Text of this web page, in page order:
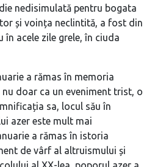
nedisimulată pentru bogata
și voința neclintită, a fost din
acele zile grele, în ciuda
a rămas în memoria
doar ca un eveniment trist, o
sa, locul său în
azer este mult mai
a rămas în istoria
de vârf al altruismului și